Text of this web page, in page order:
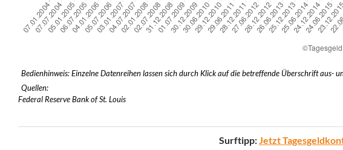
Bedienhinweis: Einzelne Datenreihen lassen sich durch Klick auf die betreffende Überschrift aus-
Quellen:
Federal Reserve Bank of St. Louis
Surftipp:Jetzt